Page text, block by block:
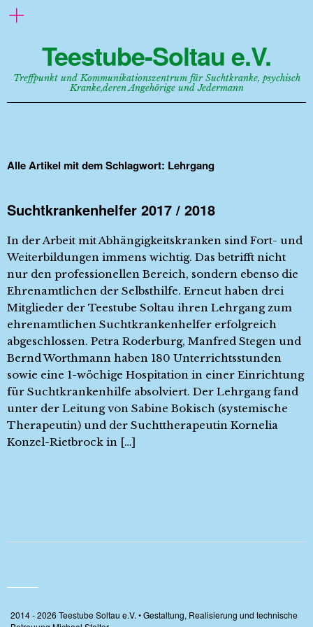
Teestube-Soltau e.V.
Treffpunkt und Kommunikationszentrum für Suchtkranke, psychisch
Kranke,deren Angehörige und Jedermann
Alle Artikel mit dem Schlagwort: Lehrgang
Suchtkrankenhelfer 2017 / 2018
In der Arbeit mit Abhängigkeitskranken sind Fort- und
Weiterbildungen immens wichtig. Das betrifft nicht
nur den professionellen Bereich, sondern ebenso die
Ehrenamtlichen der Selbsthilfe. Erneut haben drei
Mitglieder der Teestube Soltau ihren Lehrgang zum
ehrenamtlichen Suchtkrankenhelfer erfolgreich
abgeschlossen. Petra Roderburg, Manfred Stegen und
Bernd Worthmann haben 180 Unterrichtsstunden
sowie eine 1-wöchige Hospitation in einer Einrichtung
für Suchtkrankenhilfe absolviert. Der Lehrgang fand
unter der Leitung von Sabine Bokisch (systemische
Therapeutin) und der Suchttherapeutin Kornelia
Konzel-Rietbrock in […]
2014 - 2026 Teestube Soltau e.V. • Gestaltung, Realisierung und technische